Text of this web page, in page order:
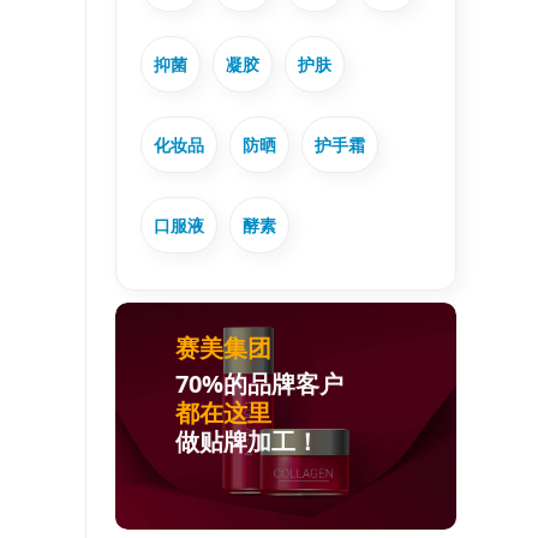
抑菌 凝胶 护肤
化妆品 防晒 护手霜
口服液 酵素
赛美集团
70%的品牌客户
都在这里
做贴牌加工！